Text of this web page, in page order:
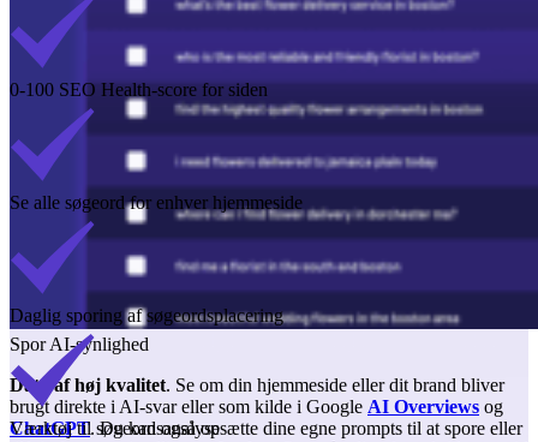
Spor AI-synlighed
Data af høj kvalitet. Se om din hjemmeside eller dit brand bliver
brugt direkte i AI-svar eller som kilde i Google AI Overviews og
ChatGPT. Du kan også opsætte dine egne prompts til at spore eller
0-100 SEO Health-score for siden
Se alle søgeord for enhver hjemmeside
Daglig sporing af søgeordsplacering
Værktøj til søgeordsanalyse